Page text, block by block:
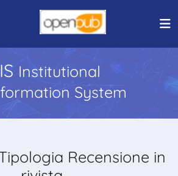
Institutional
System
Recensione in